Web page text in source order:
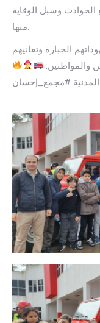
الحوادث وسبل الوقاية
منها.
الجبارة وتفانيهم
والمواطنين.
#مجمع_إحسان